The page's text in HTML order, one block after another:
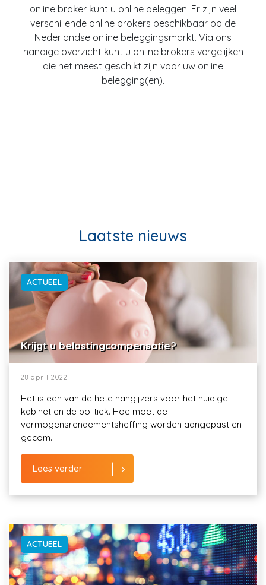
online broker kunt u online beleggen. Er zijn veel
verschillende online brokers beschikbaar op de
Nederlandse online beleggingsmarkt. Via ons
handige overzicht kunt u online brokers vergelijken
die het meest geschikt zijn voor uw online
belegging(en).
Laatste nieuws
ACTUEEL
Krijgt u belastingcompensatie?
28 april 2022
Het is een van de hete hangijzers voor het huidige
kabinet en de politiek. Hoe moet de
vermogensrendementsheffing worden aangepast en
gecom...
Lees verder
ACTUEEL